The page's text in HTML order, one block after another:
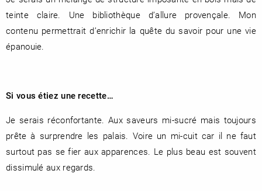
teinte claire. Une bibliothèque d’allure provençale. Mon
contenu permettrait d’enrichir la quête du savoir pour une vie
épanouie.
Si vous étiez une recette…
Je serais réconfortante. Aux saveurs mi-sucré mais toujours
prête à surprendre les palais. Voire un mi-cuit car il ne faut
surtout pas se fier aux apparences. Le plus beau est souvent
dissimulé aux regards.